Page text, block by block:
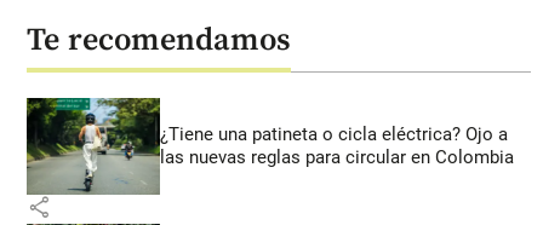
Te recomendamos
¿Tiene una patineta o cicla eléctrica? Ojo a
las nuevas reglas para circular en Colombia
share